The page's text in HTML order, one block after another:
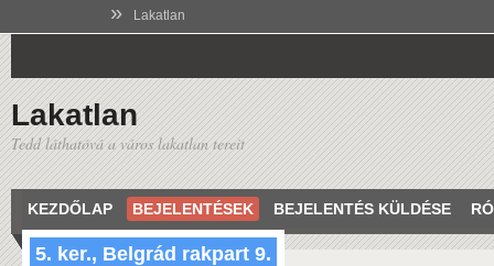
» Lakatlan
Lakatlan
Tedd láthatóvá a város lakatlan tereit
KEZDŐLAP BEJELENTÉSEK BEJELENTÉS KÜLDÉSE
5. ker., Belgrád rakpart 9.